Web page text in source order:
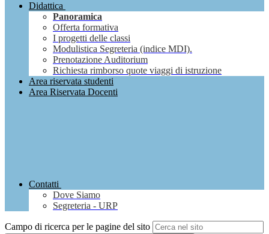
Didattica
Panoramica
Offerta formativa
I progetti delle classi
Modulistica Segreteria (indice MDI).
Prenotazione Auditorium
Richiesta rimborso quote viaggi di istruzione
Area riservata studenti
Area Riservata Docenti
Contatti
Dove Siamo
Segreteria - URP
Campo di ricerca per le pagine del sito